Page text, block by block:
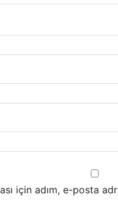
için adım, e-posta